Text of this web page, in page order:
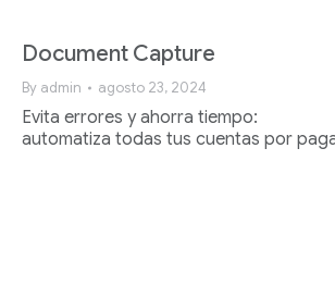
Document Capture
By admin agosto 23, 2024
Evita errores y ahorra tiempo:
automatiza todas tus cuentas por